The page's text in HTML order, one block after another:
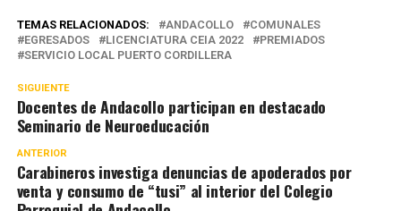
TEMAS RELACIONADOS: ANDACOLLO
COMUNALES
EGRESADOS
LICENCIATURA CEIA 2022
PREMIADOS
SERVICIO LOCAL PUERTO CORDILLERA
SIGUIENTE
Docentes de Andacollo participan en destacado
Seminario de Neuroeducación
ANTERIOR
Carabineros investiga denuncias de apoderados por
venta y consumo de “tusi” al interior del Colegio